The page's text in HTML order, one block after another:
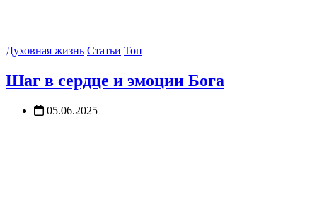
Духовная жизнь Статьи Топ
Шаг в сердце и эмоции Бога
05.06.2025